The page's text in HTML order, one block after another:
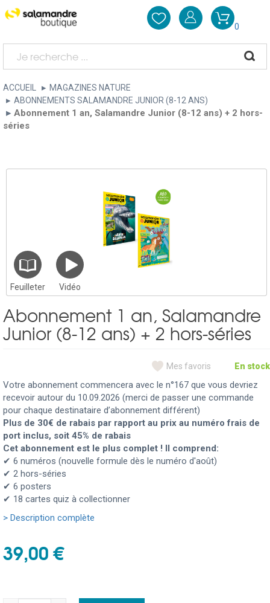
0
ACCUEIL
MAGAZINES NATURE
ABONNEMENTS SALAMANDRE JUNIOR (8-12 ANS)
Abonnement 1 an, Salamandre Junior (8-12 ans) + 2 hors-
séries
Feuilleter Vidéo
Abonnement 1 an, Salamandre
Junior (8-12 ans) + 2 hors-séries
Mes favoris En stock
Votre abonnement commencera avec le n°167 que vous devriez
recevoir autour du 10.09.2026 (merci de passer une commande
pour chaque destinataire d’abonnement différent)
Plus de 30€ de rabais par rapport au prix au numéro frais de
port inclus, soit 45% de rabais
Cet abonnement est le plus complet ! Il comprend:
✔ 6 numéros (nouvelle formule dès le numéro d'août)
✔ 2 hors-séries
✔ 6 posters
✔ 18 cartes quiz à collectionner
> Description complète
39,00 €